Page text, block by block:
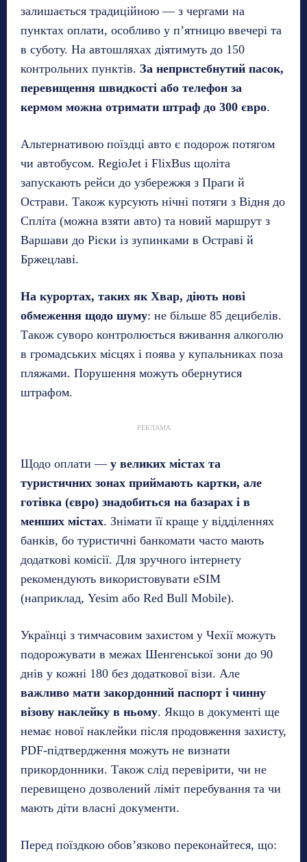
залишається традиційною — з чергами на
пунктах оплати, особливо у п’ятницю ввечері та
в суботу. На автошляхах діятимуть до 150
контрольних пунктів. За непристебнутий пасок,
перевищення швидкості або телефон за
кермом можна отримати штраф до 300 євро.
Альтернативою поїздці авто є подорож потягом
чи автобусом. RegioJet і FlixBus щоліта
запускають рейси до узбережжя з Праги й
Острави. Також курсують нічні потяги з Відня до
Спліта (можна взяти авто) та новий маршрут з
Варшави до Рієки із зупинками в Остраві й
Бржецлаві.
На курортах, таких як Хвар, діють нові
обмеження щодо шуму: не більше 85 децибелів.
Також суворо контролюється вживання алкоголю
в громадських місцях і поява у купальниках поза
пляжами. Порушення можуть обернутися
штрафом.
РЕКЛАМА
Щодо оплати — у великих містах та
туристичних зонах приймають картки, але
готівка (євро) знадобиться на базарах і в
менших містах. Знімати її краще у відділеннях
банків, бо туристичні банкомати часто мають
додаткові комісії. Для зручного інтернету
рекомендують використовувати eSIM
(наприклад, Yesim або Red Bull Mobile).
Українці з тимчасовим захистом у Чехії можуть
подорожувати в межах Шенгенської зони до 90
днів у кожні 180 без додаткової візи. Але
важливо мати закордонний паспорт і чинну
візову наклейку в ньому. Якщо в документі ще
немає нової наклейки після продовження захисту,
PDF-підтвердження можуть не визнати
прикордонники. Також слід перевірити, чи не
перевищено дозволений ліміт перебування та чи
мають діти власні документи.
Перед поїздкою обов’язково переконайтеся, що: